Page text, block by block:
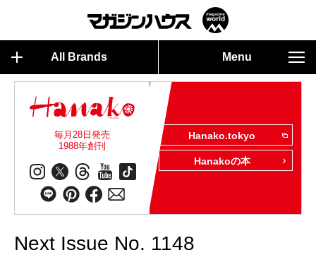
All Brands Menu
毎月28日発売
1988年創刊
Hanako.tokyo
Hanakoの本
Next Issue No. 1148